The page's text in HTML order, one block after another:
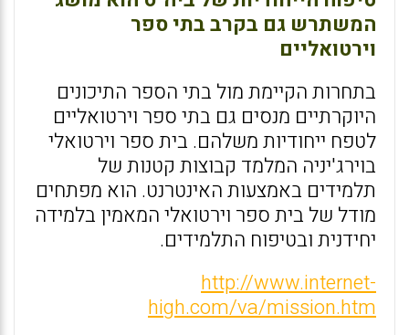
המשתרש גם בקרב בתי ספר
וירטואליים
בתחרות הקיימת מול בתי הספר התיכונים
היוקרתיים מנסים גם בתי ספר וירטואליים
לטפח ייחודיות משלהם. בית ספר וירטואלי
בוירג'יניה המלמד קבוצות קטנות של
תלמידים באמצעות האינטרנט. הוא מפתחים
מודל של בית ספר וירטואלי המאמין בלמידה
יחידנית ובטיפוח התלמידים.
http://www.internet-
high.com/va/mission.htm